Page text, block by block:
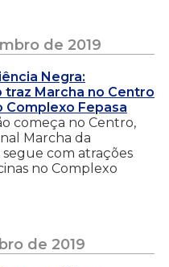
de 2019
Negra:
traz Marcha no Centro
Complexo Fepasa
começa no Centro,
Marcha da
segue com atrações
no Complexo
de 2019